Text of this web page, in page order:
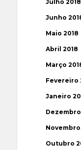
Julho 2018
Junho
Maio 2018
Abril 2018
Março
Fevereiro
Janeiro
Dezembro
Novembro
Outubro